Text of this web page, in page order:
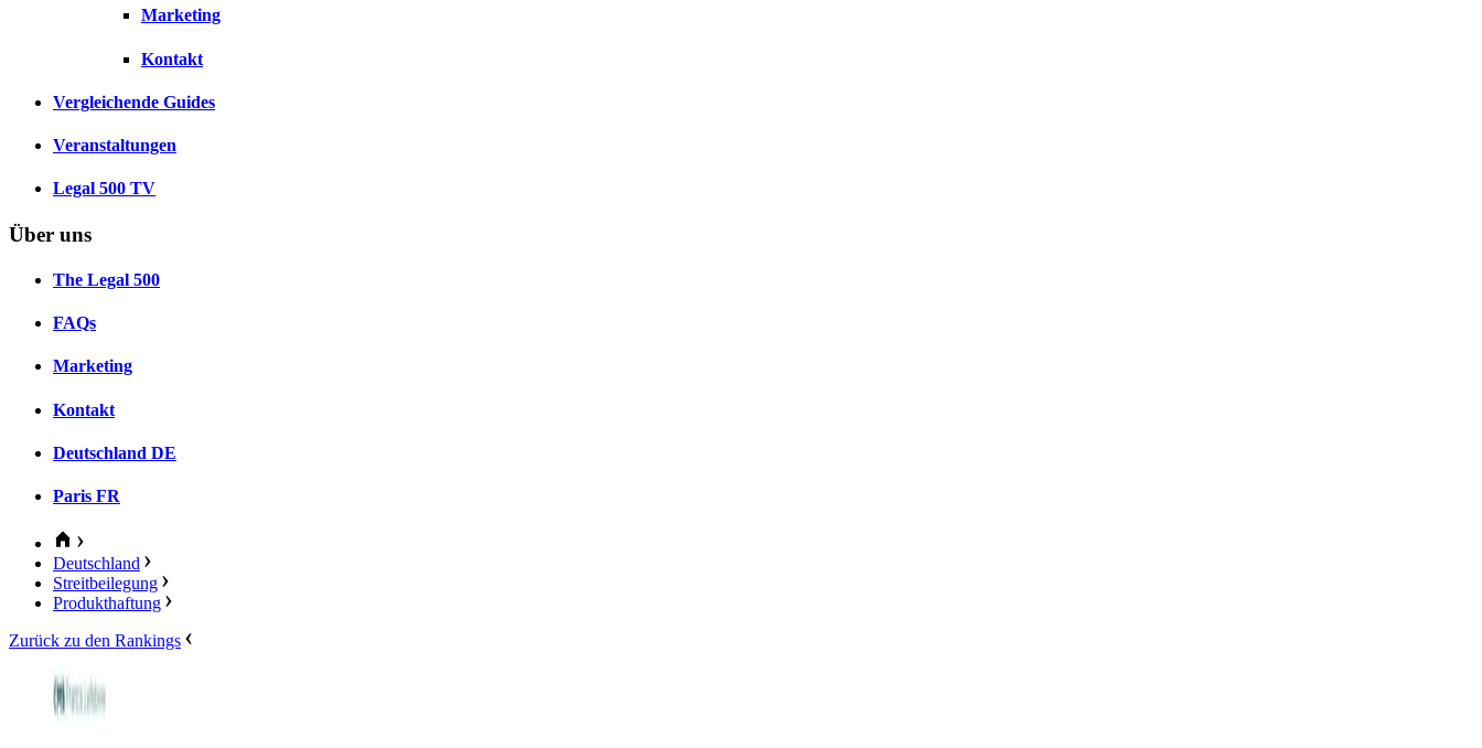
Marketing
Kontakt
Vergleichende Guides
Veranstaltungen
Legal 500 TV
Über uns
The Legal 500
FAQs
Marketing
Kontakt
Deutschland DE
Paris FR
Deutschland
Streitbeilegung
Produkthaftung
Zurück zu den Rankings